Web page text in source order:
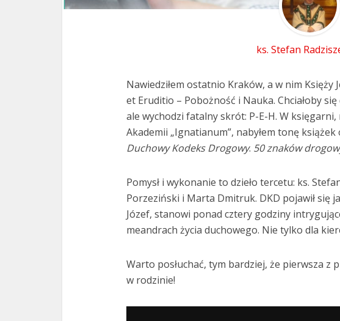
ks. Stefan
Nawiedziłem ostatnio Kraków, a w nim Księży
et Eruditio – Pobożność i Nauka. Chciałoby
ale wychodzi fatalny skrót: P-E-H. W
Akademii „Ignatianum”, nabyłem tonę
Duchowy Kodeks Drogowy. 50 znaków
Pomysł i wykonanie to dzieło tercetu: ks.
Porzeziński i Marta Dmitruk. DKD pojawił się
Józef, stanowi ponad cztery godziny
meandrach życia duchowego. Nie tylko dla
Warto posłuchać, tym bardziej, że pierwsza z
w rodzinie!